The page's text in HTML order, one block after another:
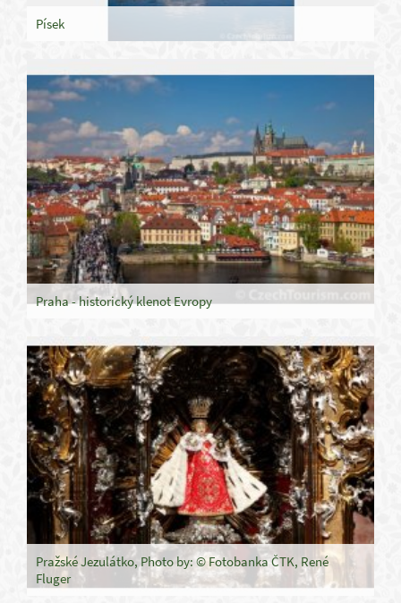
Písek
Praha - historický klenot Evropy
Pražské Jezulátko, Photo by: © Fotobanka ČTK, René
Fluger